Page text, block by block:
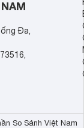
Đa,
So Sánh Việt Nam